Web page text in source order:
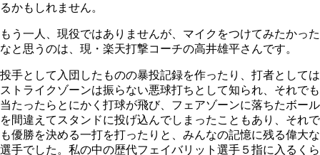
るかもしれません。
もう一人、現役ではありませんが、マイクをつけてみたかった
なと思うのは、現・楽天打撃コーチの高井雄平さんです。
投手として入団したものの暴投記録を作ったり、打者としては
ストライクゾーンは振らない悪球打ちとして知られ、それでも
当たったらとにかく打球が飛び、フェアゾーンに落ちたボール
を間違えてスタンドに投げ込んでしまったこともあり、それで
も優勝を決める一打を打ったりと、みんなの記憶に残る偉大な
選手でした。私の中の歴代フェイバリット選手５指に入るくら